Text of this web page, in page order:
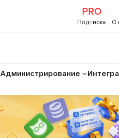
Подписка О
Администрирование